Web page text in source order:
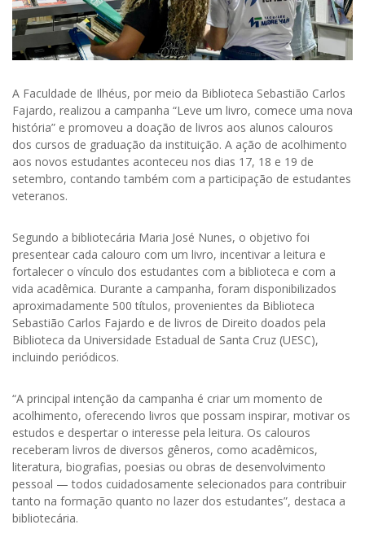
A Faculdade de Ilhéus, por meio da Biblioteca Sebastião Carlos
Fajardo, realizou a campanha “Leve um livro, comece uma nova
história” e promoveu a doação de livros aos alunos calouros
dos cursos de graduação da instituição. A ação de acolhimento
aos novos estudantes aconteceu nos dias 17, 18 e 19 de
setembro, contando também com a participação de estudantes
veteranos.
Segundo a bibliotecária Maria José Nunes, o objetivo foi
presentear cada calouro com um livro, incentivar a leitura e
fortalecer o vínculo dos estudantes com a biblioteca e com a
vida acadêmica. Durante a campanha, foram disponibilizados
aproximadamente 500 títulos, provenientes da Biblioteca
Sebastião Carlos Fajardo e de livros de Direito doados pela
Biblioteca da Universidade Estadual de Santa Cruz (UESC),
incluindo periódicos.
“A principal intenção da campanha é criar um momento de
acolhimento, oferecendo livros que possam inspirar, motivar os
estudos e despertar o interesse pela leitura. Os calouros
receberam livros de diversos gêneros, como acadêmicos,
literatura, biografias, poesias ou obras de desenvolvimento
pessoal — todos cuidadosamente selecionados para contribuir
tanto na formação quanto no lazer dos estudantes”, destaca a
bibliotecária.